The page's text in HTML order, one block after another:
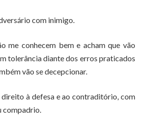
com inimigo.
me conhecem bem e acham que vão
tolerância diante dos erros praticados
vão se decepcionar.
à defesa e ao contraditório, com
compadrio.